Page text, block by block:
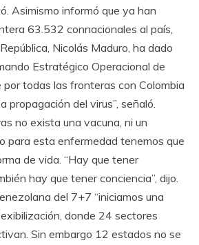
Asimismo informó que ya han
63.532 connacionales al país,
Nicolás Maduro, ha dado
Estratégico Operacional de
por todas las fronteras con Colombia
propagación del virus”, señaló.
no exista una vacuna, ni un
para esta enfermedad tenemos que
de vida. “Hay que tener
hay que tener conciencia”, dijo.
del 7+7 “iniciamos una
donde 24 sectores
Sin embargo 12 estados no se